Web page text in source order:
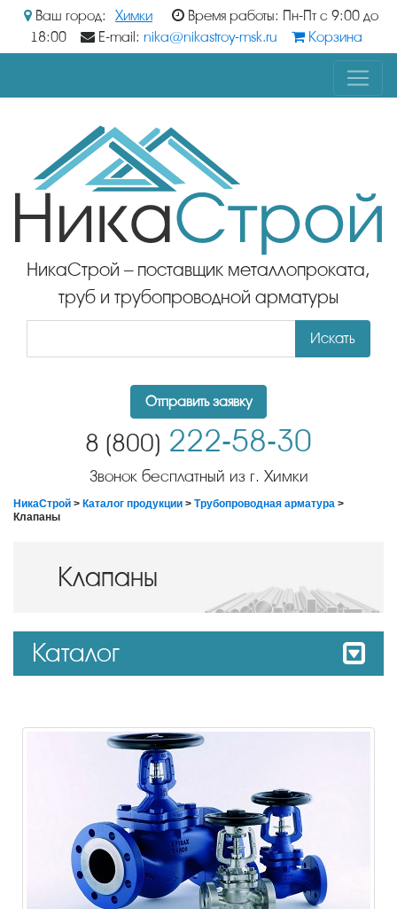
Ваш город: Химки
Время работы: Пн-Пт с 9:00 до
18:00
E-mail: nika@nikastroy-msk.ru Корзина
НикаСтрой – поставщик металлопроката,
труб и трубопроводной арматуры
Искать
Отправить заявку
8 (800) 222-58-30
Звонок бесплатный из г. Химки
НикаСтрой > Каталог продукции > Трубопроводная арматура >
Клапаны
Клапаны
Каталог